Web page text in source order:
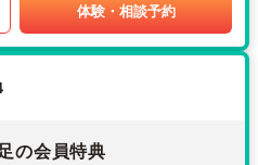
体験・相談予約
の会員特典